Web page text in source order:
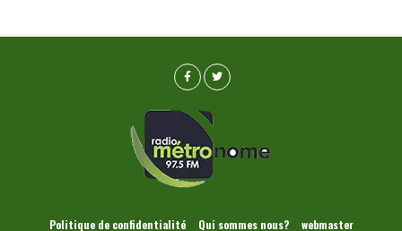
Politique de confidentialité Qui sommes nous? webmaster